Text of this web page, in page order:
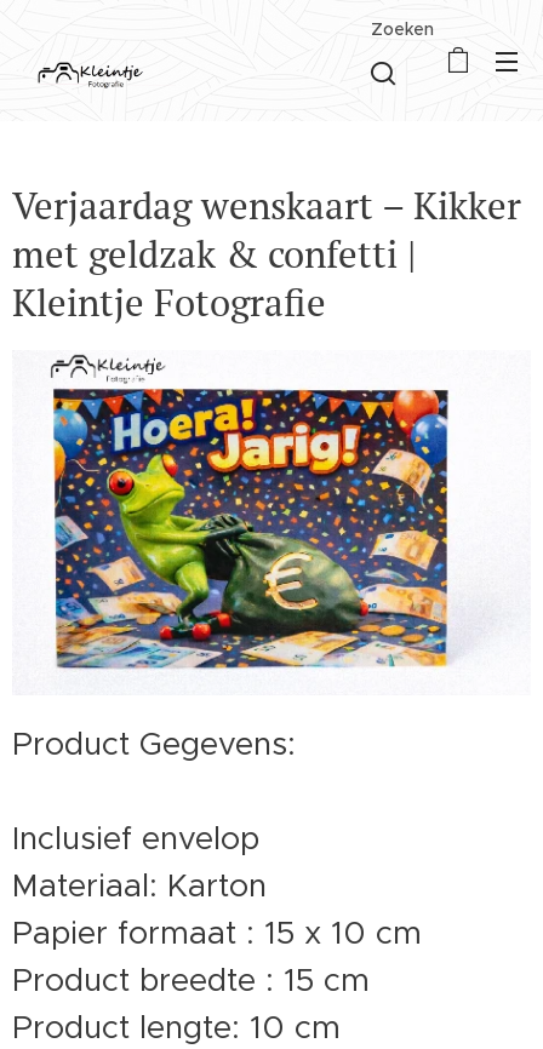
Zoeken
Verjaardag wenskaart – Kikker
met geldzak & confetti |
Kleintje Fotografie
Product Gegevens:
Inclusief envelop
Materiaal: Karton
Papier formaat : 15 x 10 cm
Product breedte : 15 cm
Product lengte: 10 cm